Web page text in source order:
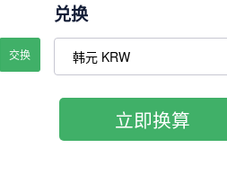
交换
兑换
立即换算